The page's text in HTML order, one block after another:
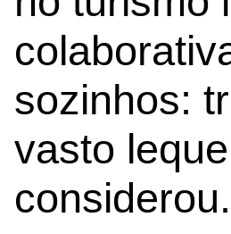
sozinhos:
vasto
considerou.